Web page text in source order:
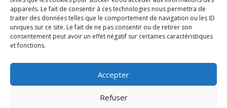
appareils. Le fait de consentir à ces technologies nous permettra de
traiter des données telles que le comportement de navigation ou les ID
uniques sur ce site. Le fait de ne pas consentir ou de retirer son
consentement peut avoir un effet négatif sur certaines caractéristiques
et fonctions.
Accepter
Refuser
Rechercher
Recent Posts
Les minéraux et les chakras : harmoniser le corps
énergétique avec la vibration des pierres
Le pouvoir des minéraux : alliés naturels de